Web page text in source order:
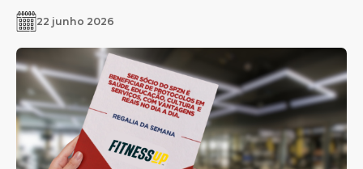
22 junho 2026